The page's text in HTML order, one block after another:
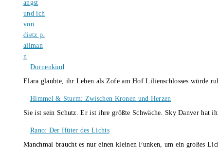
Dornenkind
Elara glaubte, ihr Leben als Zofe am Hof Lilienschlosses würde
Himmel & Sturm: Zwischen Kronen und Herzen
Sie ist sein Schutz. Er ist ihre größte Schwäche. Sky Danver
Rano: Der Hüter des Lichts
Manchmal braucht es nur einen kleinen Funken, um ein großes